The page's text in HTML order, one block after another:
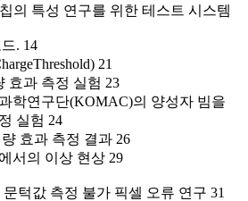
의 특성 연구를 위한 테스트 시스템
. 14
21
효과 측정 실험 23
학연구단(KOMAC)의 양성자 빔을
실험 24
효과 측정 결과 26
서의 이상 현상 29
턱값 측정 불가 픽셀 오류 연구 31